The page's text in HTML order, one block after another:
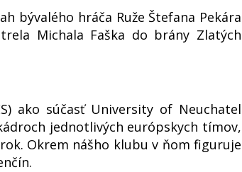
bývalého hráča Ruže Štefana Pekára
Michala Faška do brány Zlatých
ako súčasť University of Neuchatel
jednotlivých európskych tímov,
Okrem nášho klubu v ňom figuruje